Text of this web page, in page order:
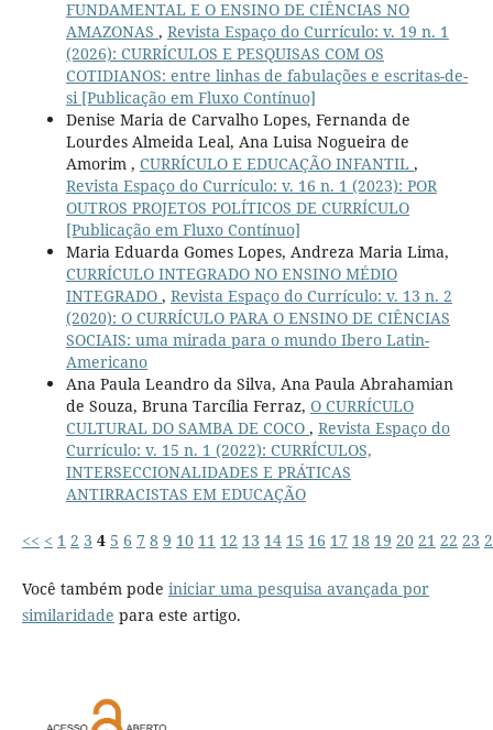
FUNDAMENTAL E O ENSINO DE CIÊNCIAS NO
AMAZONAS , Revista Espaço do Currículo: v. 19 n. 1
(2026): CURRÍCULOS E PESQUISAS COM OS
COTIDIANOS: entre linhas de fabulações e escritas-de-
si [Publicação em Fluxo Contínuo]
Denise Maria de Carvalho Lopes, Fernanda de
Lourdes Almeida Leal, Ana Luisa Nogueira de
Amorim , CURRÍCULO E EDUCAÇÃO INFANTIL ,
Revista Espaço do Currículo: v. 16 n. 1 (2023): POR
OUTROS PROJETOS POLÍTICOS DE CURRÍCULO
[Publicação em Fluxo Contínuo]
Maria Eduarda Gomes Lopes, Andreza Maria Lima,
CURRÍCULO INTEGRADO NO ENSINO MÉDIO
INTEGRADO , Revista Espaço do Currículo: v. 13 n. 2
(2020): O CURRÍCULO PARA O ENSINO DE CIÊNCIAS
SOCIAIS: uma mirada para o mundo Ibero Latin-
Americano
Ana Paula Leandro da Silva, Ana Paula Abrahamian
de Souza, Bruna Tarcília Ferraz, O CURRÍCULO
CULTURAL DO SAMBA DE COCO , Revista Espaço do
Currículo: v. 15 n. 1 (2022): CURRÍCULOS,
INTERSECCIONALIDADES E PRÁTICAS
ANTIRRACISTAS EM EDUCAÇÃO
<< < 1 2 3 4 5 6 7 8 9 10 11 12 13 14 15 16 17 18 19 20 21 22 23
Você também pode iniciar uma pesquisa avançada por
similaridade para este artigo.